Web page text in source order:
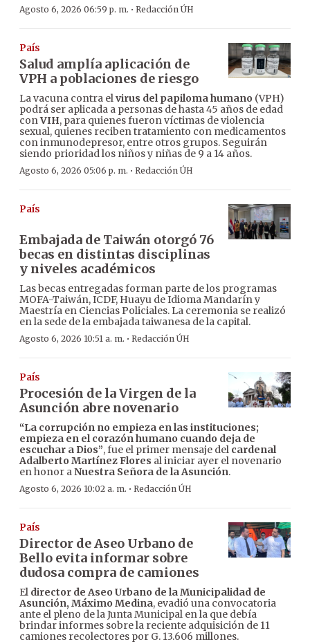
Agosto 6, 2026 06:59 p. m. · Redacción ÚH
País
Salud amplía aplicación de
VPH a poblaciones de riesgo
La vacuna contra elvirus del papiloma humano (VPH)
podrá ser aplicada a personas de hasta 45 años de edad
conVIH, para quienes fueron víctimas de violencia
sexual, quienes reciben tratamiento con medicamentos
con inmunodepresor, entre otros grupos. Seguirán
siendo prioridad los niños y niñas de 9 a 14 años.
Agosto 6, 2026 05:06 p. m. · Redacción ÚH
País
Embajada de Taiwán otorgó 76
becas en distintas disciplinas
y niveles académicos
Las becas entregadas forman parte de los programas
MOFA-Taiwán, ICDF, Huayu de Idioma Mandarín y
Maestría en Ciencias Policiales. La ceremonia se realizó
en la sede de la embajada taiwanesa de la capital.
Agosto 6, 2026 10:51 a. m. · Redacción ÚH
País
Procesión de la Virgen de la
Asunción abre novenario
“La corrupción no empieza en las instituciones;
empieza en el corazón humano cuando deja de
escuchar a Dios”, fue el primer mensaje del cardenal
Adalberto Martínez Flores al iniciar ayer el novenario
en honor aNuestra Señora de la Asunción.
Agosto 6, 2026 10:02 a. m. · Redacción ÚH
País
Director de Aseo Urbano de
Bello evita informar sobre
dudosa compra de camiones
El director de Aseo Urbano de la Municipalidad de
Asunción, Máximo Medina, evadió una convocatoria
ante el pleno de la Junta Municipal en la que debía
brindar informes sobre la reciente adquisición de 11
camiones recolectores por G. 13.606 millones.